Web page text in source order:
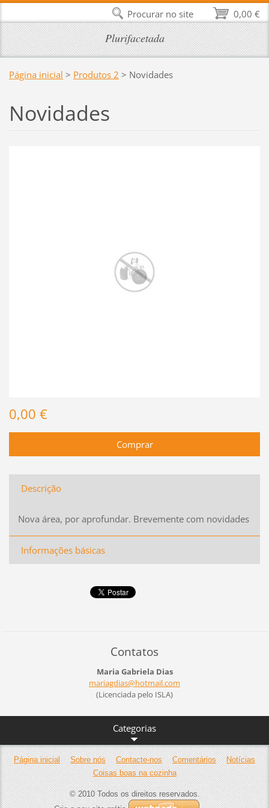
Plurifacetada
Página inicial > Produtos 2 > Novidades
Novidades
0,00 €
Descrição
Nova área, por aprofundar. Brevemente com novidades
Informações básicas
Contatos
Maria Gabriela Dias
mariagdias@hotmail.com
(Licenciada pelo ISLA)
Categorias
Página inicial Sobre nós Contacte-nos Comentários
Notícias
Coisas boas na cozinha
© 2010 Todos os direitos reservados.
0,00 €
Procurar no site